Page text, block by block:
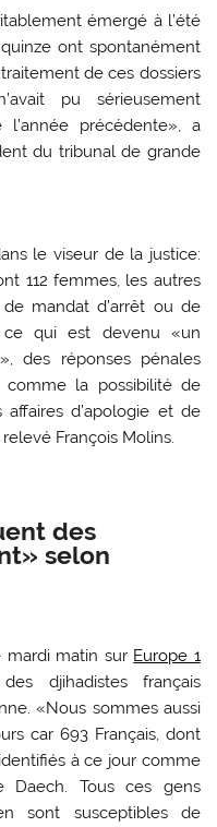
émergé à l’été
ont spontanément
de ces dossiers
pu sérieusement
précédente», a
du tribunal de grande
le viseur de la justice:
112 femmes, les autres
mandat d’arrêt ou de
qui est devenu «un
des réponses pénales
la possibilité de
d’apologie et de
François Molins.
des
selon
mardi matin sur Europe 1
djihadistes français
«Nous sommes aussi
car 693 Français, dont
à ce jour comme
Daech. Tous ces gens
sont susceptibles de